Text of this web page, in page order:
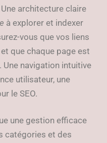
architecture claire
à explorer et indexer
vous que vos liens
que chaque page est
navigation intuitive
utilisateur, une
le SEO.
une gestion efficace
catégories et des